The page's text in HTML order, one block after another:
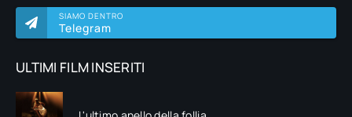
SIAMO DENTRO
Telegram
ULTIMI FILM INSERITI